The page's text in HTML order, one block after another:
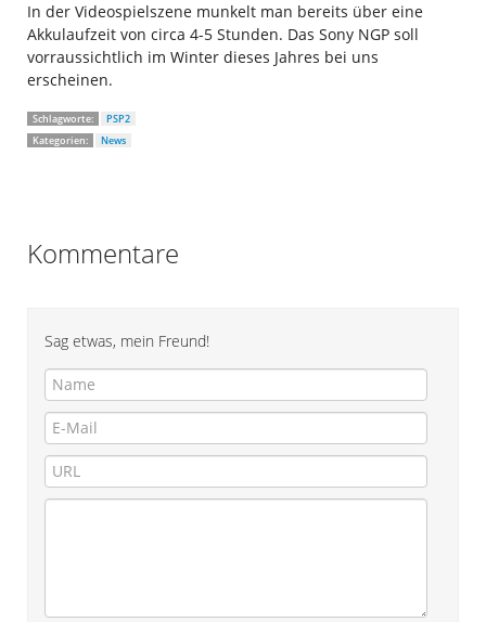
In der Videospielszene munkelt man bereits über eine
Akkulaufzeit von circa 4-5 Stunden. Das Sony NGP soll
vorraussichtlich im Winter dieses Jahres bei uns
erscheinen.
Schlagworte:
PSP2
Kategorien:
News
Kommentare
Sag etwas, mein Freund!